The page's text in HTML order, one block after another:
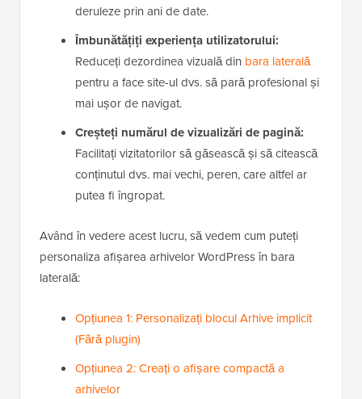
deruleze prin ani de date.
Îmbunătățiți experiența utilizatorului:
Reduceți dezordinea vizuală din bara laterală
pentru a face site-ul dvs. să pară profesional și
mai ușor de navigat.
Creșteți numărul de vizualizări de pagină:
Facilitați vizitatorilor să găsească și să citească
conținutul dvs. mai vechi, peren, care altfel ar
putea fi îngropat.
Având în vedere acest lucru, să vedem cum puteți
personaliza afișarea arhivelor WordPress în bara
laterală:
Opțiunea 1: Personalizați blocul Arhive implicit
(Fără plugin)
Opțiunea 2: Creați o afișare compactă a
arhivelor